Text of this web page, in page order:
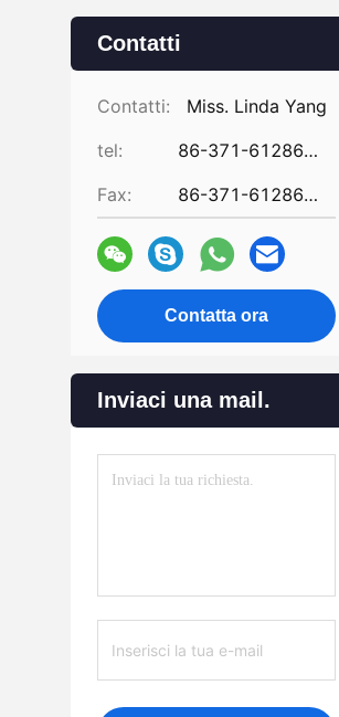
Contatti
Contatti:
Miss. Linda Yang
tel:
86-371-61286031
Fax:
86-371-61286032
Contatta ora
Inviaci una mail.